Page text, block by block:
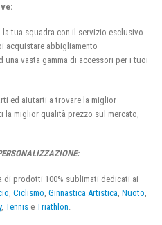
tua squadra con il servizio esclusivo
acquistare abbigliamento
vasta gamma di accessori per i tuoi
ed aiutarti a trovare la miglior
miglior qualità prezzo sul mercato,
di prodotti 100% sublimati dedicati ai
, Ciclismo, Ginnastica Artistica, Nuoto,
, Tennis e Triathlon.